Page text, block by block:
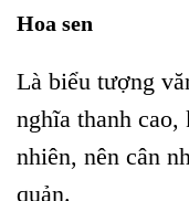
Hoa sen
Là biểu tượng
nghĩa thanh
nhiên, nên cân
quản.